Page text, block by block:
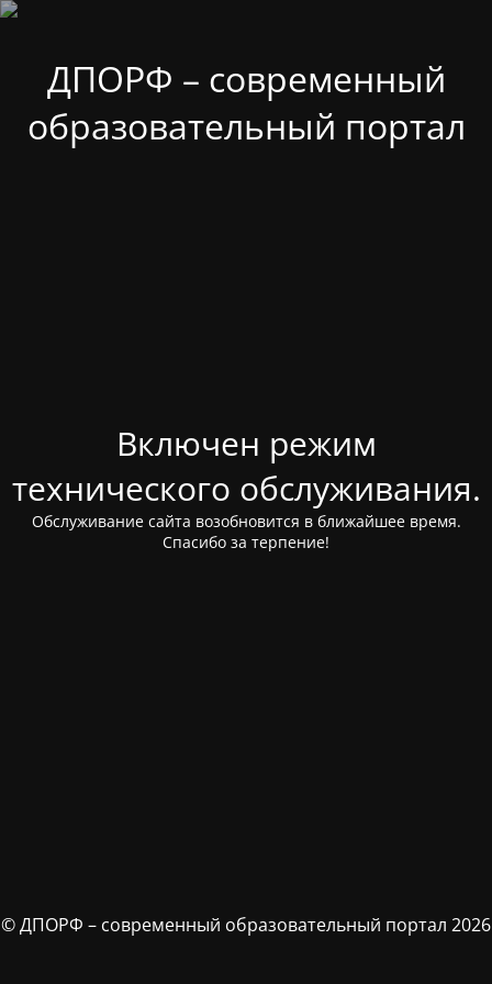
ДПОРФ – современный
образовательный портал
Включен режим
технического обслуживания.
Обслуживание сайта возобновится в ближайшее время.
Спасибо за терпение!
© ДПОРФ – современный образовательный портал 2026